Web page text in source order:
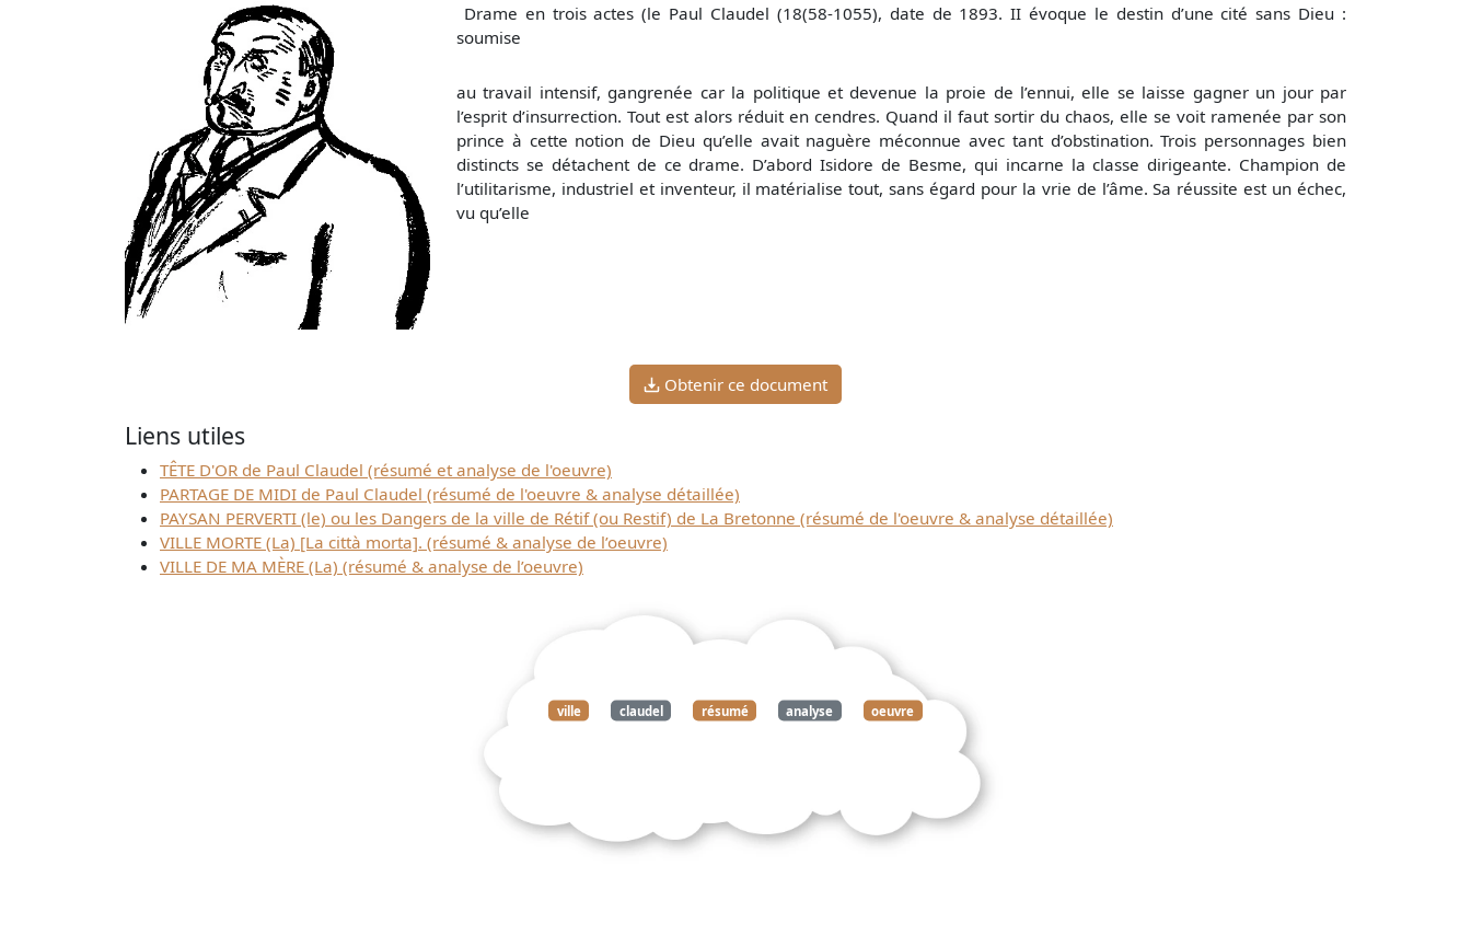
Drame en trois actes (le Paul Claudel (18(58-1055), date de 1893. II évoque le destin d’une cité sans Dieu :
soumise
au travail intensif, gangrenée car la politique et devenue la proie de l’ennui, elle se laisse gagner un jour par
l’esprit d’insurrection. Tout est alors réduit en cendres. Quand il faut sortir du chaos, elle se voit ramenée par son
prince à cette notion de Dieu qu’elle avait naguère méconnue avec tant d’obstination. Trois personnages bien
distincts se détachent de ce drame. D’abord Isidore de Besme, qui incarne la classe dirigeante. Champion de
l’utilitarisme, industriel et inventeur, il matérialise tout, sans égard pour la vrie de l’âme. Sa réussite est un échec,
vu qu’elle
Obtenir ce document
Liens utiles
TÊTE D'OR de Paul Claudel (résumé et analyse de l'oeuvre)
PARTAGE DE MIDI de Paul Claudel (résumé de l'oeuvre & analyse détaillée)
PAYSAN PERVERTI (le) ou les Dangers de la ville de Rétif (ou Restif) de La Bretonne (résumé de l'oeuvre & analyse détaillée)
VILLE MORTE (La) [La città morta]. (résumé & analyse de l’oeuvre)
VILLE DE MA MÈRE (La) (résumé & analyse de l’oeuvre)
ville claudel résumé analyse oeuvre